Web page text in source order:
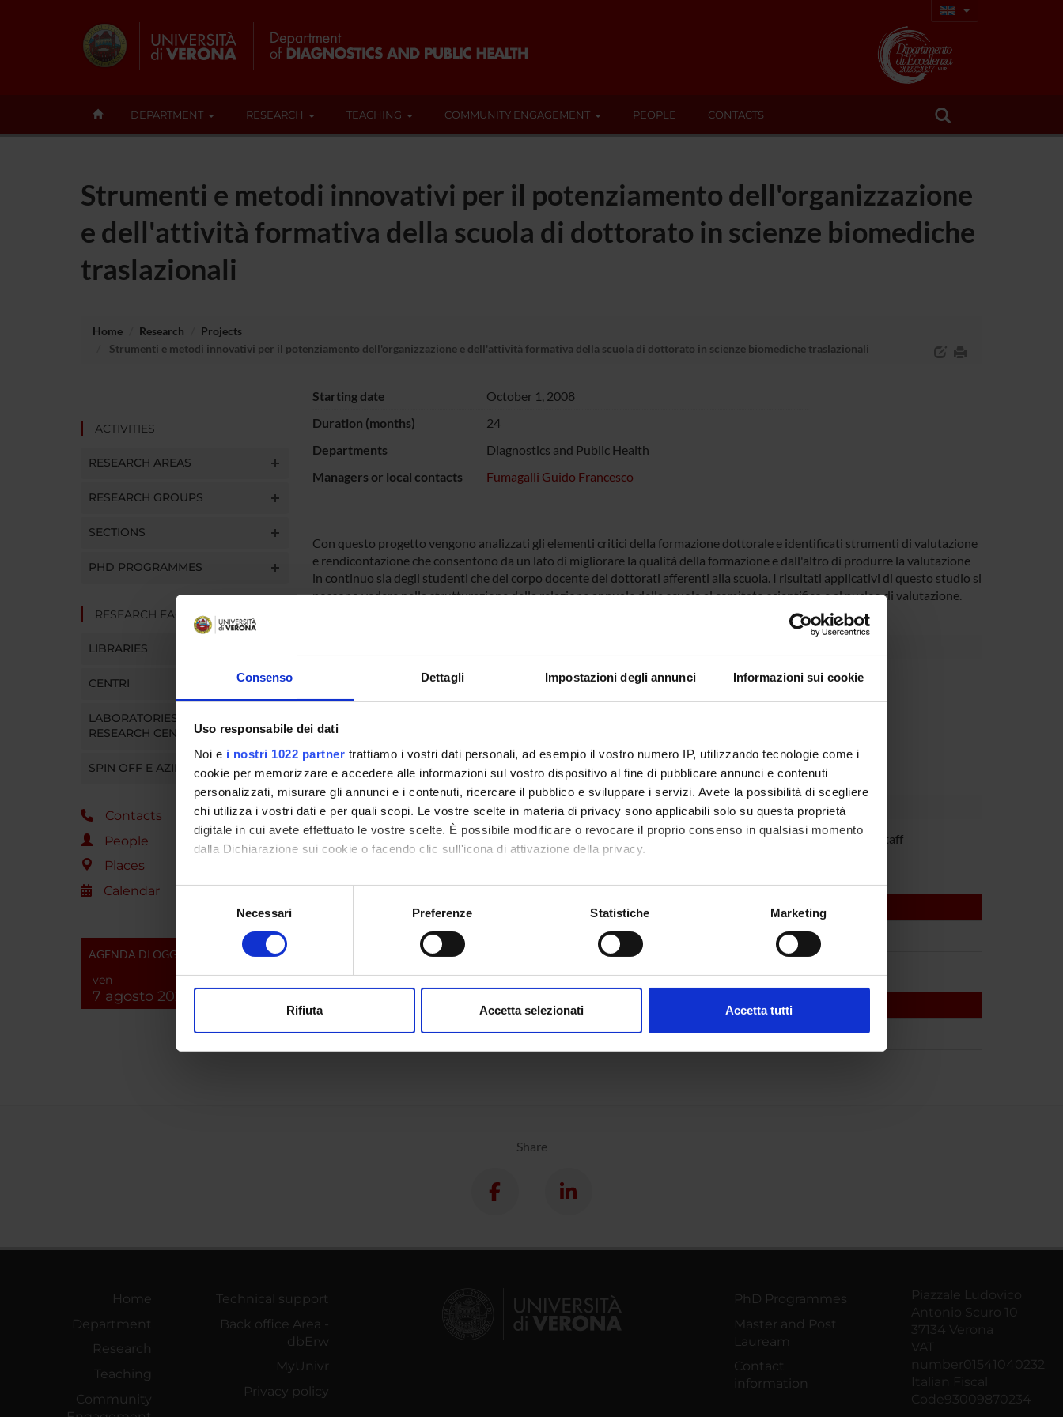
Consenso Dettagli Impostazioni degli annunci Informazioni sui cookie
Uso responsabile dei dati
Noi e i nostri 1022 partner trattiamo i vostri dati personali, ad esempio il vostro numero IP, utilizzando tecnologie come i
cookie per memorizzare e accedere alle informazioni sul vostro dispositivo al fine di pubblicare annunci e contenuti
personalizzati, misurare gli annunci e i contenuti, ricercare il pubblico e sviluppare i servizi. Avete la possibilità di scegliere
chi utilizza i vostri dati e per quali scopi. Le vostre scelte in materia di privacy sono applicabili solo su questa proprietà
digitale in cui avete effettuato le vostre scelte. È possibile modificare o revocare il proprio consenso in qualsiasi momento
dalla Dichiarazione sui cookie o facendo clic sull'icona di attivazione della privacy.
Con il tuo consenso, vorremmo anche:
raccogliere informazioni sulla tua posizione geografica, con un'approssimazione di qualche metro,
digitali).
modificare o ritirare il tuo consenso in qualsiasi momento dalla Dichiarazione sui cookie.
Necessari Preferenze Statistiche Marketing
Rifiuta Accetta selezionati Accetta tutti
DEPARTMENT RESEARCH TEACHING COMMUNITY ENGAGEMENT PEOPLE CONTACTS
Strumenti e metodi innovativi per il potenziamento dell'organizzazione
e dell'attività formativa della scuola di dottorato in scienze biomediche
traslazionali
Home Research
Projects
Strumenti e metodi innovativi per il potenziamento dell'organizzazione e dell'attività formativa della scuola di dottorato in scienze biomediche traslazionali
ACTIVITIES
RESEARCH AREAS
RESEARCH GROUPS
SECTIONS
PHD PROGRAMMES
RESEARCH FACILITIES
LIBRARIES
CENTRI
LABORATORIES AND
RESEARCH CENTRES
SPIN OFF E AZIENDE
Contacts
People
Places
Calendar
AGENDA DI OGGI
ven
7 agosto 2026
Starting date
October 1, 2008
Duration (months)
24
Departments
Diagnostics and Public Health
Managers or local contacts
Fumagalli Guido Francesco
Con questo progetto vengono analizzati gli elementi critici della formazione dottorale e identificati strumenti di valutazione
e rendicontazione che consentono da un lato di migliorare la qualità della formazione e dall'altro di produrre la valutazione
in continuo sia degli studenti che del corpo docente dei dottorati afferenti alla scuola. I risultati applicativi di questo studio si
possono vedere nella strutturazione della relazione annuale della scuola al comitato scientifico e al nucleo di valutazione.
Fondazione Cariverona assigned and managed by the department
PROJECT PARTICIPANTS
Ilaria Decimo Associate Professor Guido Francesco Fumagalli Spin-off staff
RESEARCH AREAS INVOLVED IN THE PROJECT
Education, Scientific Disciplines
SECTIONS
Section of Pharmacology
Share
Home
Department
Research
Teaching
Community
Technical support
Back office Area -
dbErw
MyUnivr
Privacy policy
PhD Programmes
Master and Post
Lauream
Contact
information
Piazzale Ludovico
Antonio Scuro 10
37134 Verona
VAT
number01541040232
Italian Fiscal
Code93009870234